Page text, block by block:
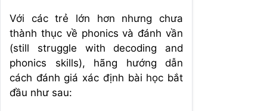
Với các trẻ lớn hơn nhưng chưa
thành thục về phonics và đánh vần
(still struggle with decoding and
phonics skills), hãng hướng dẫn
cách đánh giá xác định bài học bắt
đầu như sau: